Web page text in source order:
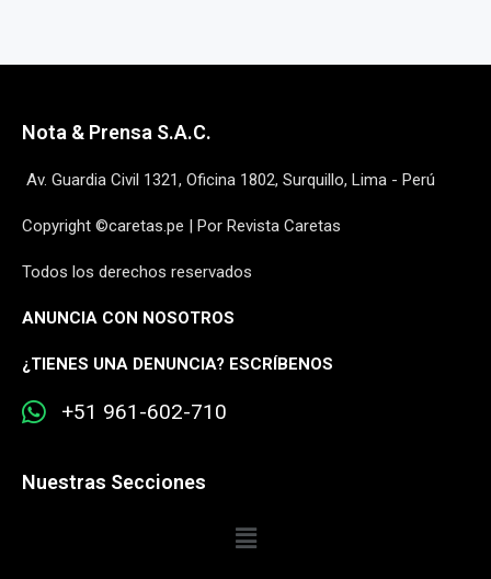
Nota & Prensa S.A.C.
Av. Guardia Civil 1321, Oficina 1802, Surquillo, Lima - Perú
Copyright ©caretas.pe | Por Revista Caretas
Todos los derechos reservados
ANUNCIA CON NOSOTROS
¿TIENES UNA DENUNCIA? ESCRÍBENOS
+51 961-602-710
Nuestras Secciones